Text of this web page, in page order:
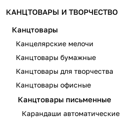
КАНЦТОВАРЫ И ТВОРЧЕСТВО
Канцтовары
Канцелярские мелочи
Канцтовары бумажные
Канцтовары для творчества
Канцтовары офисные
Канцтовары письменные
Карандаши автоматические